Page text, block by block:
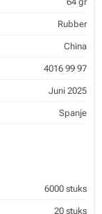
Rubber
China
4016 99 97
Juni 2025
Spanje
6000 stuks
20 stuks